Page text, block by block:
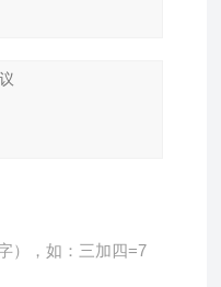
），如：三加四=7